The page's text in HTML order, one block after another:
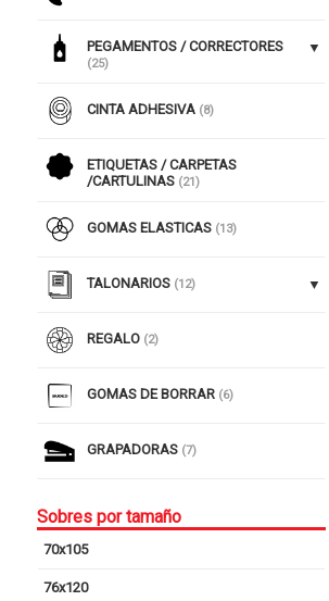
PEGAMENTOS / CORRECTORES
(25)
CINTA ADHESIVA (8)
ETIQUETAS / CARPETAS
/CARTULINAS (21)
GOMAS ELASTICAS (13)
TALONARIOS (12)
REGALO (2)
GOMAS DE BORRAR (6)
GRAPADORAS (7)
Sobres por tamaño
70x105
76x120